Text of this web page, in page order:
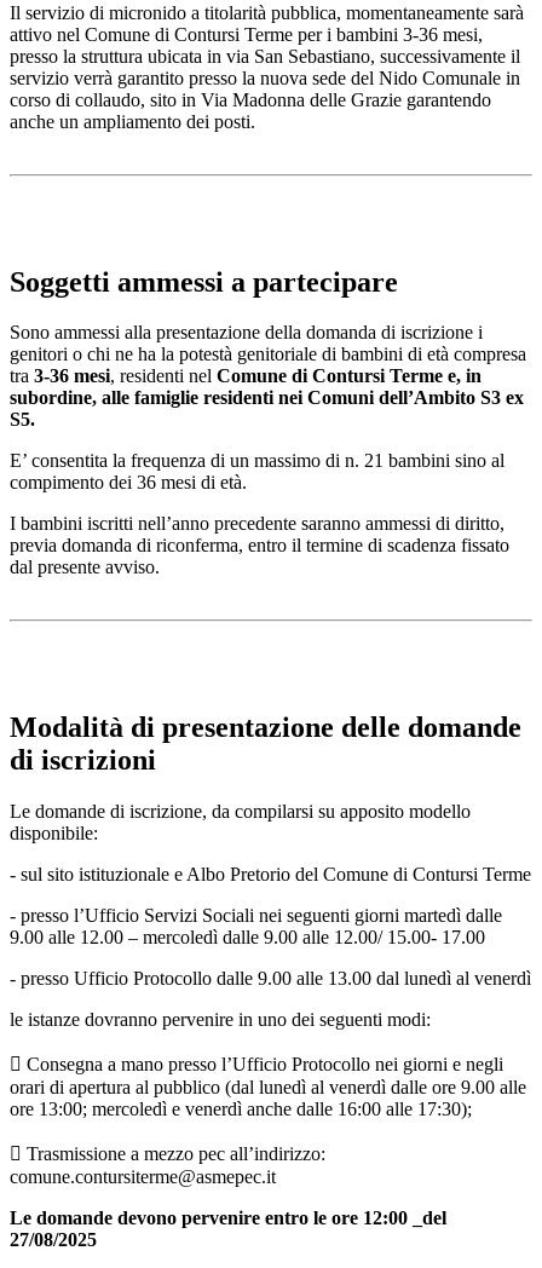
Il servizio di micronido a titolarità pubblica, momentaneamente sarà
attivo nel Comune di Contursi Terme per i bambini 3-36 mesi,
presso la struttura ubicata in via San Sebastiano, successivamente il
servizio verrà garantito presso la nuova sede del Nido Comunale in
corso di collaudo, sito in Via Madonna delle Grazie garantendo
anche un ampliamento dei posti.
Soggetti ammessi a partecipare
Sono ammessi alla presentazione della domanda di iscrizione i
genitori o chi ne ha la potestà genitoriale di bambini di età compresa
tra 3-36 mesi, residenti nel Comune di Contursi Terme e, in
subordine, alle famiglie residenti nei Comuni dell’Ambito S3 ex
S5.
E’ consentita la frequenza di un massimo di n. 21 bambini sino al
compimento dei 36 mesi di età.
I bambini iscritti nell’anno precedente saranno ammessi di diritto,
previa domanda di riconferma, entro il termine di scadenza fissato
dal presente avviso.
Modalità di presentazione delle domande
di iscrizioni
Le domande di iscrizione, da compilarsi su apposito modello
disponibile:
- sul sito istituzionale e Albo Pretorio del Comune di Contursi Terme
- presso l’Ufficio Servizi Sociali nei seguenti giorni martedì dalle
9.00 alle 12.00 – mercoledì dalle 9.00 alle 12.00/ 15.00- 17.00
- presso Ufficio Protocollo dalle 9.00 alle 13.00 dal lunedì al venerdì
le istanze dovranno pervenire in uno dei seguenti modi:
 Consegna a mano presso l’Ufficio Protocollo nei giorni e negli
orari di apertura al pubblico (dal lunedì al venerdì dalle ore 9.00 alle
ore 13:00; mercoledì e venerdì anche dalle 16:00 alle 17:30);
 Trasmissione a mezzo pec all’indirizzo:
comune.contursiterme@asmepec.it
Le domande devono pervenire entro le ore 12:00 _del
27/08/2025